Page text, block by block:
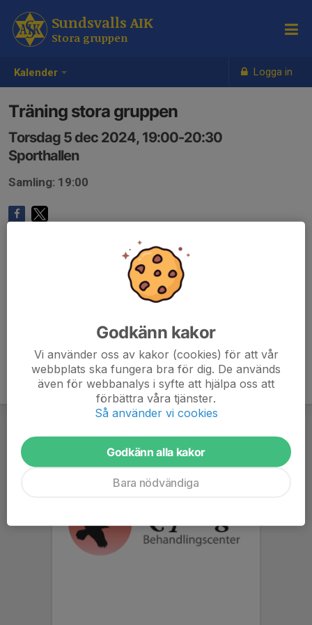
Kalender Logga in
Sundsvalls AIK
Stora gruppen
Träning stora gruppen
Torsdag 5 dec 2024, 19:00-20:30
Sporthallen
Samling: 19:00
Godkänn kakor
Vi använder oss av kakor (cookies) för att vår
webbplats ska fungera bra för dig. De används
även för webbanalys i syfte att hjälpa oss att
förbättra våra tjänster.
Så använder vi cookies
Godkänn alla kakor
Bara nödvändiga